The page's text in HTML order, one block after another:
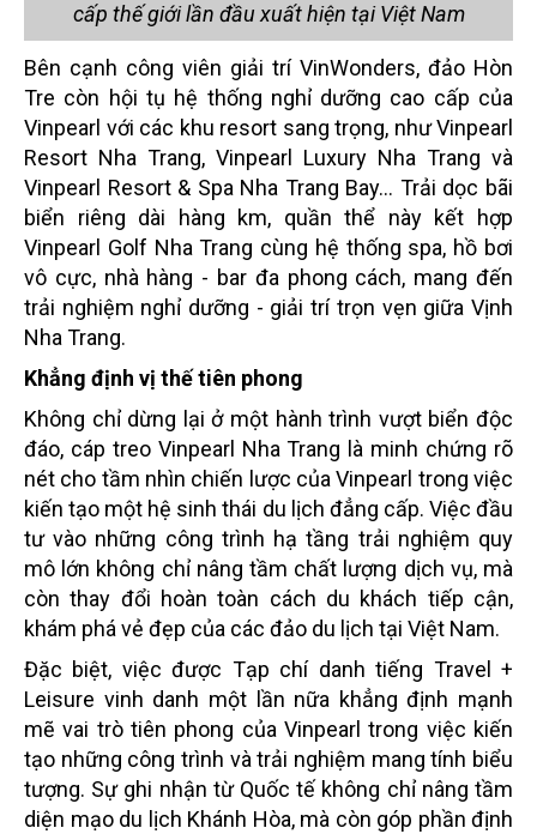
cấp thế giới lần đầu xuất hiện tại Việt Nam
Bên cạnh công viên giải trí VinWonders, đảo Hòn
Tre còn hội tụ hệ thống nghỉ dưỡng cao cấp của
Vinpearl với các khu resort sang trọng, như Vinpearl
Resort Nha Trang, Vinpearl Luxury Nha Trang và
Vinpearl Resort & Spa Nha Trang Bay… Trải dọc bãi
biển riêng dài hàng km, quần thể này kết hợp
Vinpearl Golf Nha Trang cùng hệ thống spa, hồ bơi
vô cực, nhà hàng - bar đa phong cách, mang đến
trải nghiệm nghỉ dưỡng - giải trí trọn vẹn giữa Vịnh
Nha Trang.
Khẳng định vị thế tiên phong
Không chỉ dừng lại ở một hành trình vượt biển độc
đáo, cáp treo Vinpearl Nha Trang là minh chứng rõ
nét cho tầm nhìn chiến lược của Vinpearl trong việc
kiến tạo một hệ sinh thái du lịch đẳng cấp. Việc đầu
tư vào những công trình hạ tầng trải nghiệm quy
mô lớn không chỉ nâng tầm chất lượng dịch vụ, mà
còn thay đổi hoàn toàn cách du khách tiếp cận,
khám phá vẻ đẹp của các đảo du lịch tại Việt Nam.
Đặc biệt, việc được Tạp chí danh tiếng Travel +
Leisure vinh danh một lần nữa khẳng định mạnh
mẽ vai trò tiên phong của Vinpearl trong việc kiến
tạo những công trình và trải nghiệm mang tính biểu
tượng. Sự ghi nhận từ Quốc tế không chỉ nâng tầm
diện mạo du lịch Khánh Hòa, mà còn góp phần định